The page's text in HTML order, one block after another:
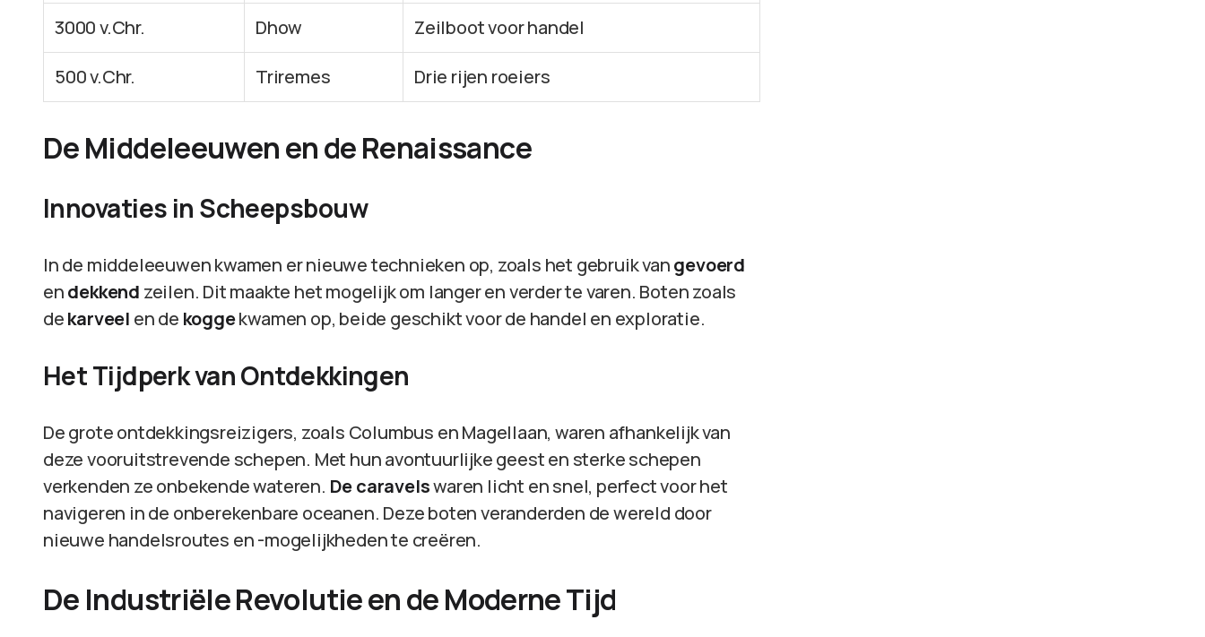
3000 v.Chr. Dhow Zeilboot voor handel
500 v.Chr. Triremes Drie rijen roeiers
De Middeleeuwen en de Renaissance
Innovaties in Scheepsbouw
In de middeleeuwen kwamen er nieuwe technieken op, zoals het gebruik vangevoerd
endekkend zeilen. Dit maakte het mogelijk om langer en verder te varen. Boten zoals
dekarveel en de koggekwamen op, beide geschikt voor de handel en exploratie.
Het Tijdperk van Ontdekkingen
De grote ontdekkingsreizigers, zoals Columbus en Magellaan, waren afhankelijk van
deze vooruitstrevende schepen. Met hun avontuurlijke geest en sterke schepen
verkenden ze onbekende wateren. De caravelswaren licht en snel, perfect voor het
navigeren in de onberekenbare oceanen. Deze boten veranderden de wereld door
nieuwe handelsroutes en -mogelijkheden te creëren.
De Industriële Revolutie en de Moderne Tijd